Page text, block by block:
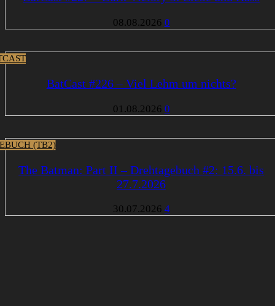
08.08.2026 0
BatCast #226 – Viel Lehm um nichts?
01.08.2026 0
(TB2)
The Batman: Part II – Drehtagebuch #2: 15.6. bis
27.7.2026
30.07.2026 4